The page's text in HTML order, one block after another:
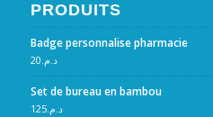
PRODUITS
Badge personnalise pharmacie
د.م.20
Set de bureau en bambou
د.م.125